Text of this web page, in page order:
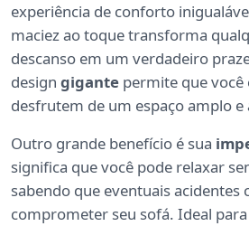
experiência de conforto
maciez ao toque transforma
descanso em um verdadeiro
design gigante permite que você
desfrutem de um espaço amplo e
Outro grande benefício é sua
significa que você pode relaxar
sabendo que eventuais acidentes
comprometer seu sofá. Ideal